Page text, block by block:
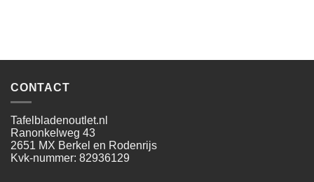
CONTACT
Tafelbladenoutlet.nl
Ranonkelweg 43
2651 MX Berkel en Rodenrijs
Kvk-nummer: 82936129